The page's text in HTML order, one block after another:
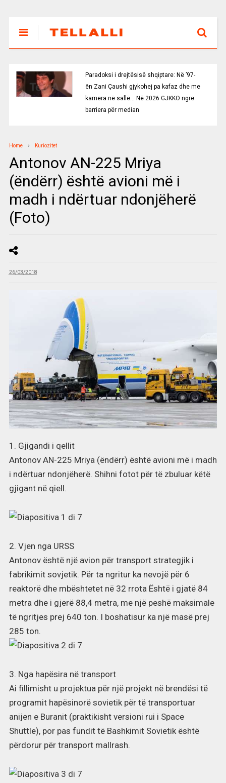
Paradoksi i drejtësisë shqiptare: Në ’97-
ën Zani Çaushi gjykohej pa kafaz dhe me
kamera në sallë… Në 2026 GJKKO ngre
barriera për median
Home Kuriozitet
Antonov AN-225 Mriya
(ëndërr) është avioni më i
madh i ndërtuar ndonjëherë
(Foto)
26/03/2018
1. Gjigandi i qellit
Antonov AN-225 Mriya (ëndërr) është avioni më i madh
i ndërtuar ndonjëherë. Shihni fotot për të zbuluar këtë
gjigant në qiell.
2. Vjen nga URSS
Antonov është një avion për transport strategjik i
fabrikimit sovjetik. Për ta ngritur ka nevojë për 6
reaktorë dhe mbështetet në 32 rrota Është i gjatë 84
metra dhe i gjerë 88,4 metra, me një peshë maksimale
të ngritjes prej 640 ton. I boshatisur ka një masë prej
285 ton.
3. Nga hapësira në transport
Ai fillimisht u projektua për një projekt në brendësi të
programit hapësinorë sovietik për të transportuar
anijen e Buranit (praktikisht versioni rui i Space
Shuttle), por pas fundit të Bashkimit Sovietik është
përdorur për transport mallrash.